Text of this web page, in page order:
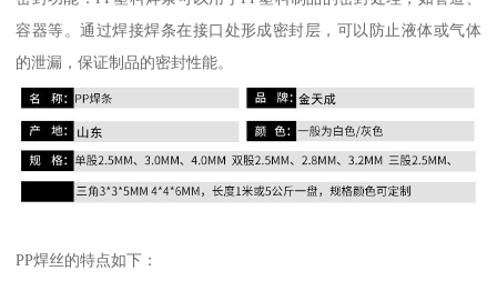
容器等。通过焊接焊条在接口处形成密封层，可以防止液体或气体
的泄漏，保证制品的密封性能。
PP焊丝的特点如下：